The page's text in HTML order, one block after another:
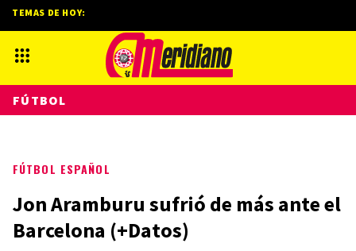
FÚTBOL ESPAÑOL
Jon Aramburu sufrió de más ante el
Barcelona (+Datos)
TEMAS DE HOY:
FÚTBOL